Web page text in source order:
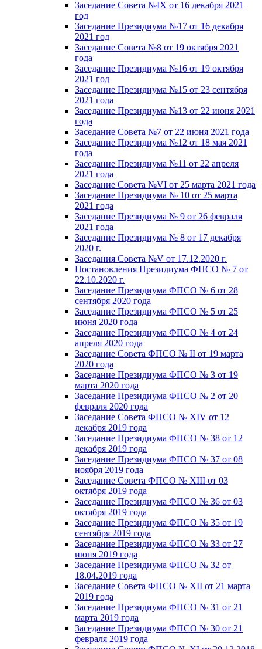
Заседание Совета №IX от 16 декабря 2021
год
Заседание Президиума №17 от 16 декабря
2021 год
Заседание Совета №8 от 19 октября 2021
года
Заседание Президиума №16 от 19 октября
2021 год
Заседание Президиума №15 от 23 сентября
2021 года
Заседание Президиума №13 от 22 июня 2021
года
Заседание Совета №7 от 22 июня 2021 года
Заседание Президиума №12 от 18 мая 2021
года
Заседание Президиума №11 от 22 апреля
2021 года
Заседание Совета №VI от 25 марта 2021 года
Заседание Президиума № 10 от 25 марта
2021 года
Заседание Президиума № 9 от 26 февраля
2021 года
Заседание Президиума № 8 от 17 декабря
2020 г.
Заседания Совета №V от 17.12.2020 г.
Постановления Президиума ФПСО № 7 от
22.10.2020 г.
Заседание Президиума ФПСО № 6 от 28
сентября 2020 года
Заседание Президиума ФПСО № 5 от 25
июня 2020 года
Заседание Президиума ФПСО № 4 от 24
апреля 2020 года
Заседание Совета ФПСО № II от 19 марта
2020 года
Заседание Президиума ФПСО № 3 от 19
марта 2020 года
Заседание Президиума ФПСО № 2 от 20
февраля 2020 года
Заседание Совета ФПСО № XIV от 12
декабря 2019 года
Заседание Президиума ФПСО № 38 от 12
декабря 2019 года
Заседание Президиума ФПСО № 37 от 08
ноября 2019 года
Заседание Совета ФПСО № XIII от 03
октября 2019 года
Заседание Президиума ФПСО № 36 от 03
октября 2019 года
Заседание Президиума ФПСО № 35 от 19
сентября 2019 года
Заседание Президиума ФПСО № 33 от 27
июня 2019 года
Заседание Президиума ФПСО № 32 от
18.04.2019 года
Заседание Совета ФПСО № XII от 21 марта
2019 года
Заседание Президиума ФПСО № 31 от 21
марта 2019 года
Заседание Президиума ФПСО № 30 от 21
февраля 2019 года